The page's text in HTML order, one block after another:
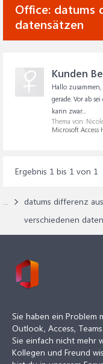
Office: datums
datensätzen
Kunden
Hallo
gerade. Vor ab
kann zwar...
Thema von:
Microsoft Access
Ergebnis 1 bis 1 von 1
...
datums differenz aus
verschiedenen
Sie haben ein Problem
Outlook, Access,
Sie einfach nicht mehr
Kollegen und Freund